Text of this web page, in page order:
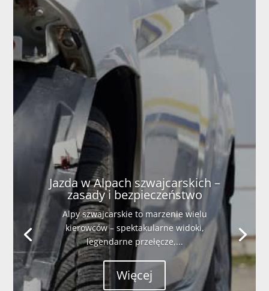
Jazda w Alpach szwajcarskich –
zasady i bezpieczeństwo
Alpy szwajcarskie to marzenie wielu
kierowców – spektakularne widoki,
legendarne przełęcze,...
Więcej